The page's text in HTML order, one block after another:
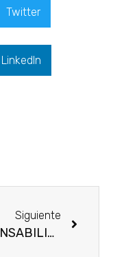
Twitter
LinkedIn
Siguiente
RESPONSABILIDAD SOCIAL COVID-19